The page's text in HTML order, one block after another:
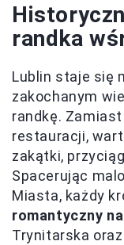
randka
Lublin staje się
zakochanym
randkę.
restauracji,
zakątki,
Spacerując
Miasta, każdy
romantyczny
Trynitarska